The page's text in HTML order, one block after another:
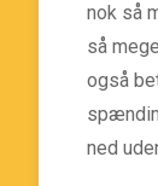
nok så
så
også
ned